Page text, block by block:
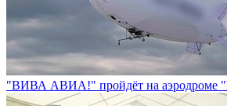
"ВИВА АВИА!" пройдёт на аэродроме